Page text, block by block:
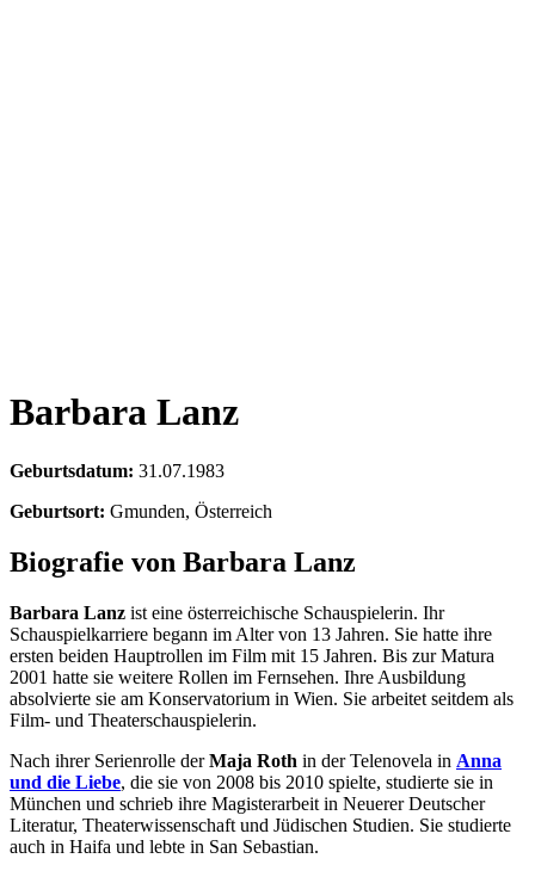
Barbara Lanz
Geburtsdatum: 31.07.1983
Geburtsort: Gmunden, Österreich
Biografie von Barbara Lanz
Barbara Lanz ist eine österreichische Schauspielerin. Ihr
Schauspielkarriere begann im Alter von 13 Jahren. Sie hatte ihre
ersten beiden Hauptrollen im Film mit 15 Jahren. Bis zur Matura
2001 hatte sie weitere Rollen im Fernsehen. Ihre Ausbildung
absolvierte sie am Konservatorium in Wien. Sie arbeitet seitdem als
Film- und Theaterschauspielerin.
Nach ihrer Serienrolle derMaja Roth in der Telenovela in Anna
und die Liebe, die sie von 2008 bis 2010 spielte, studierte sie in
München und schrieb ihre Magisterarbeit in Neuerer Deutscher
Literatur, Theaterwissenschaft und Jüdischen Studien. Sie studierte
auch in Haifa und lebte in San Sebastian.